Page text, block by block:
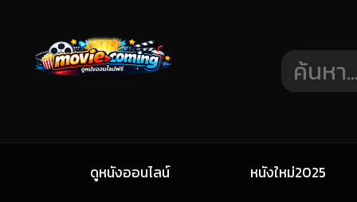
ดูหนังออนไลน์ หนังใหม่2025